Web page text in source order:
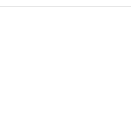
條第1項後段暨通訊交易解除